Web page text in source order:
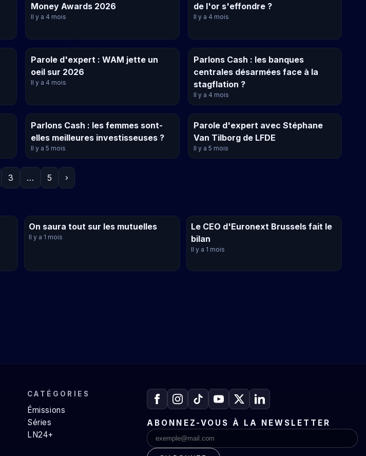
Money Awards 2026
Il y a 4 mois
de l'or s'effondre ?
Il y a 4 mois
Parole d'expert : WAM jette un
oeil sur 2026
Il y a 4 mois
Parlons Cash : les banques
centrales désarmées face à la
stagflation ?
Il y a 4 mois
Parlons Cash : les femmes sont-
elles meilleures investisseuses ?
Il y a 5 mois
Parole d'expert avec Stéphane
Van Tilborg de LFDE
Il y a 5 mois
3 … 5 ›
On saura tout sur les mutuelles
Il y a 1 mois
Le CEO d'Euronext Brussels fait le
bilan
Il y a 1 mois
CATÉGORIES
Émissions
Séries
LN24+
ABONNEZ-VOUS À LA NEWSLETTER